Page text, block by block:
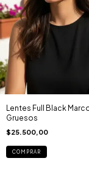
Lentes Full Black
Gruesos
$25.500,00